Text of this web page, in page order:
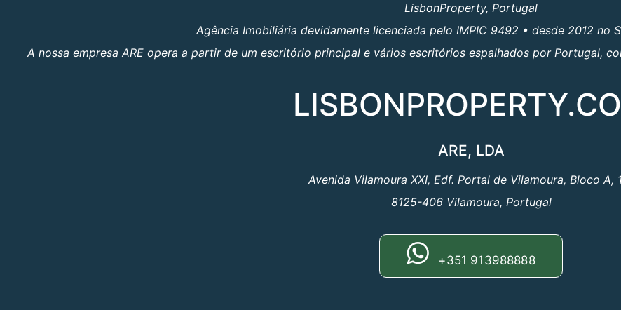
LisbonProperty, Portugal
Agência Imobiliária devidamente licenciada pelo IMPIC 9492 • desde 2012 no
A nossa empresa ARE opera a partir de um escritório principal e vários escritórios espalhados por Portugal,
ARE, LDA
Avenida Vilamoura XXI, Edf. Portal de Vilamoura, Bloco A,
8125-406 Vilamoura, Portugal
+351 913988888